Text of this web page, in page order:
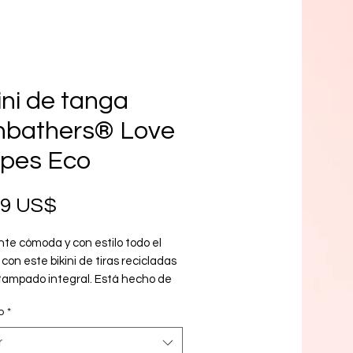
de tanga
Love
Eco
US$
cómoda y con estilo todo el
este bikini de tiras recicladas
integral. Está hecho de
¡Ajusta los tirantes a tu gusto y
*